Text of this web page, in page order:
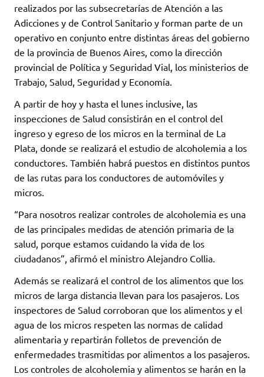
realizados por las subsecretarías de Atención a las
Adicciones y de Control Sanitario y forman parte de un
operativo en conjunto entre distintas áreas del gobierno
de la provincia de Buenos Aires, como la dirección
provincial de Política y Seguridad Vial, los ministerios de
Trabajo, Salud, Seguridad y Economía.
A partir de hoy y hasta el lunes inclusive, las
inspecciones de Salud consistirán en el control del
ingreso y egreso de los micros en la terminal de La
Plata, donde se realizará el estudio de alcoholemia a los
conductores. También habrá puestos en distintos puntos
de las rutas para los conductores de automóviles y
micros.
“Para nosotros realizar controles de alcoholemia es una
de las principales medidas de atención primaria de la
salud, porque estamos cuidando la vida de los
ciudadanos”, afirmó el ministro Alejandro Collia.
Además se realizará el control de los alimentos que los
micros de larga distancia llevan para los pasajeros. Los
inspectores de Salud corroboran que los alimentos y el
agua de los micros respeten las normas de calidad
alimentaria y repartirán folletos de prevención de
enfermedades trasmitidas por alimentos a los pasajeros.
Los controles de alcoholemia y alimentos se harán en la